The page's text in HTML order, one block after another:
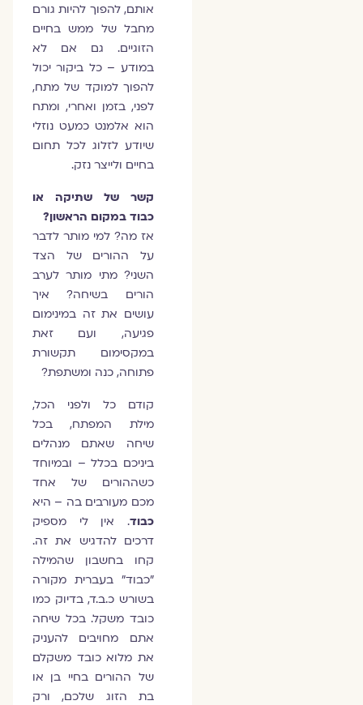
אותם, להפוך להיות גורם
מחבל של ממש בחיים
הזוגיים. גם אם לא
במודע – כל ביקור יכול
להפוך למוקד של מתח,
לפני, בזמן ואחרי, ומתח
הוא אלמנט כמעט נוזלי
שיודע לזלוג לכל תחום
בחיים ולייצר נזק.
קשר של שתיקה או
כבוד במקום הראשון?
אז מה? למי מותר לדבר
על ההורים של הצד
השני? מתי מותר לערב
הורים בשיחה? איך
עושים את זה במינימום
פגיעה, ועם זאת
במקסימום תקשורת
פתוחה, כנה ומשתפת?
קודם כל ולפני הכל,
מילת המפתח, בכל
שיחה שאתם מנהלים
ביניכם בכלל – ובמיוחד
כשההורים של אחד
מכם מעורבים בה – היא
כבוד. אין לי מספיק
דרכים להדגיש את זה.
קחו בחשבון שהמילה
"כבוד" בעברית מקורה
בשורש כ.ב.ד, בדיוק כמו
כובד משקל. בכל שיחה
אתם מחויבים להעניק
את מלוא כובד משקלם
של ההורים בחיי בן או
בת הזוג שלכם, ורק